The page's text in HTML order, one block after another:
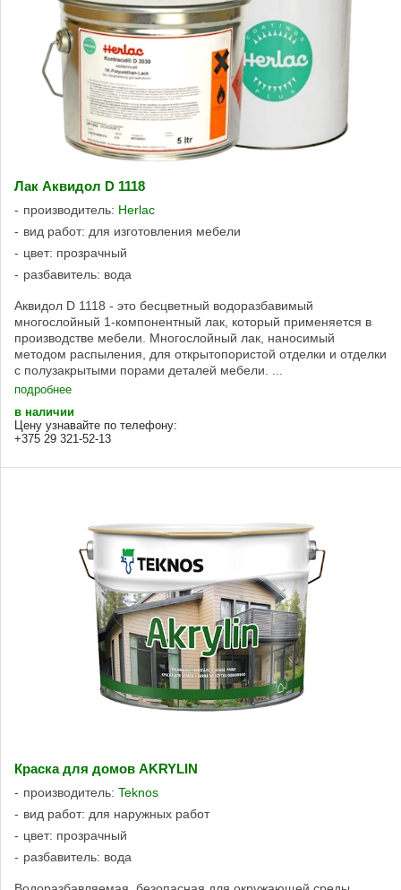
Лак Аквидол D 1118
производитель: Herlac
вид работ: для изготовления мебели
цвет: прозрачный
разбавитель: вода
Аквидол D 1118 - это бесцветный водоразбавимый
многослойный 1-компонентный лак, который применяется в
производстве мебели. Многослойный лак, наносимый
методом распыления, для открытопористой отделки и отделки
с полузакрытыми порами деталей мебели. ...
подробнее
в наличии
Цену узнавайте по телефону:
+375 29 321-52-13
Краска для домов AKRYLIN
производитель: Teknos
вид работ: для наружных работ
цвет: прозрачный
разбавитель: вода